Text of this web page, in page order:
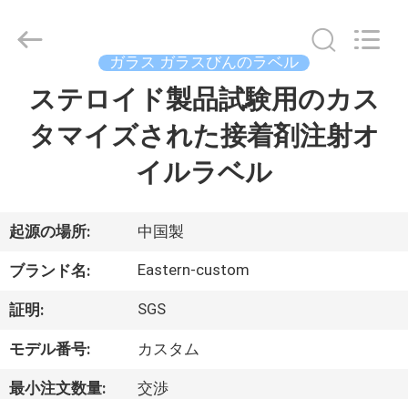
ダ
ク
ト
私
2017
(Xiamen)
ガラス ガラスびんのラベル
ステロイド製品試験用のカス
タマイズされた接着剤注射オ
イルラベル
起源の場所: 中国製
ブランド名: Eastern-custom
証明: SGS
モデル番号: カスタム
最小注文数量: 交渉